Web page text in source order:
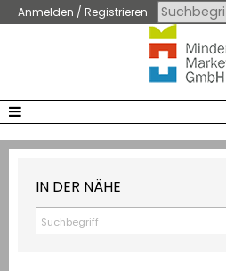
Anmelden / Registrieren
IN DER NÄHE